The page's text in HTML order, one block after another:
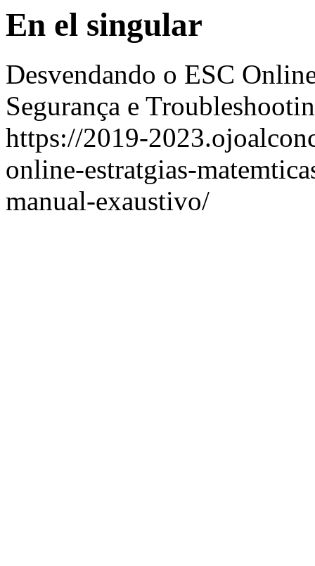
En el singular
Desvendando o ESC
Segurança e
https://2019-
online-estratgias-
manual-exaustivo/